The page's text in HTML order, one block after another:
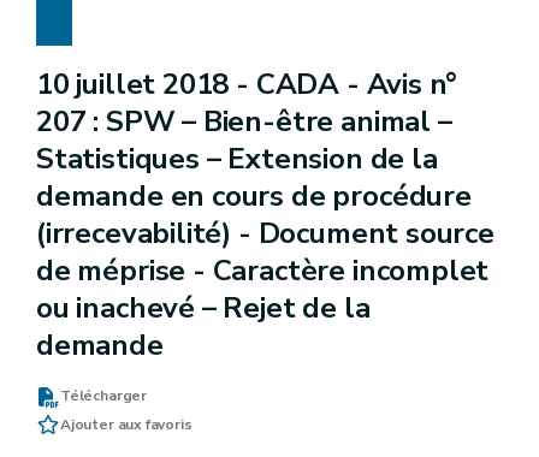
10 juillet 2018 - CADA - Avis n°
207 : SPW – Bien-être animal –
Statistiques – Extension de la
demande en cours de procédure
(irrecevabilité) - Document source
de méprise - Caractère incomplet
ou inachevé – Rejet de la
demande
Télécharger
Ajouter aux favoris